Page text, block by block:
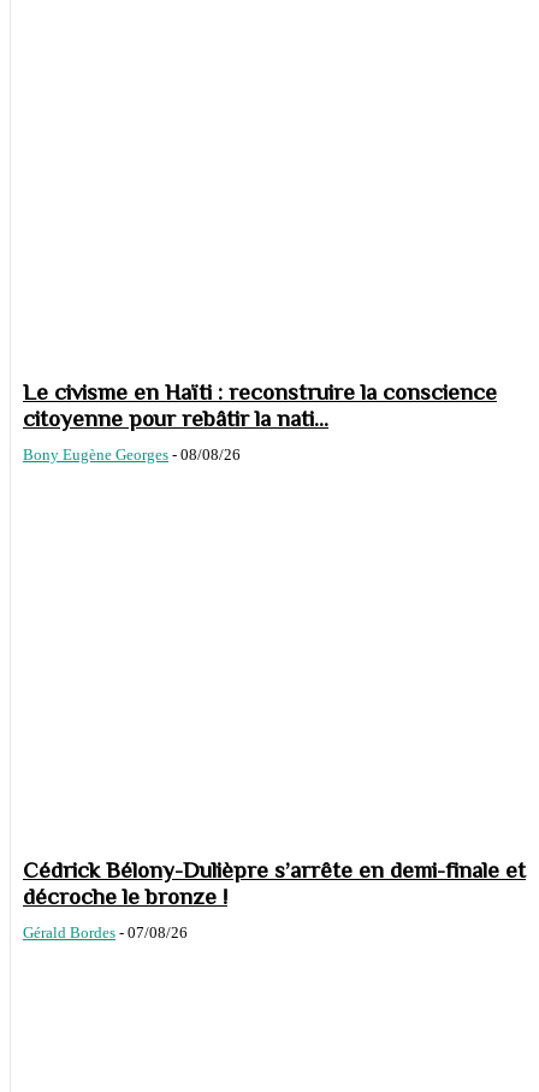
Le civisme en Haïti : reconstruire la conscience
citoyenne pour rebâtir la nati...
Bony Eugène Georges - 08/08/26
Cédrick Bélony-Dulièpre s’arrête en demi-finale et
décroche le bronze !
Gérald Bordes - 07/08/26